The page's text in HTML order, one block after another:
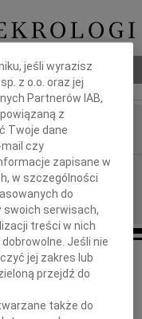
Panu
Niedbalcowi
jeśli wyrazisz
z o.o. oraz jej
Partnerów IAB,
z
Twoje dane
mail czy
zapisane w
w szczególności
do
serwisach,
treści w nich
Jeśli nie
jej zakres lub
przejdź do
także do